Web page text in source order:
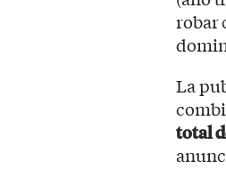
robar
La
total